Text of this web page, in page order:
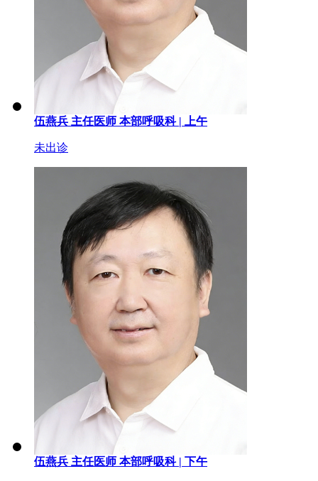
伍燕兵 主任医师 本部呼吸科 | 上午
未出诊
伍燕兵 主任医师 本部呼吸科 | 下午